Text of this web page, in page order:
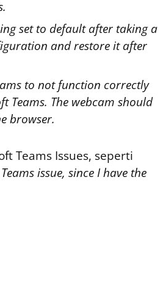
set to default after taking a
and restore it after
to not function correctly
Teams. The webcam should
browser.
Teams Issues, seperti
issue, since I have the